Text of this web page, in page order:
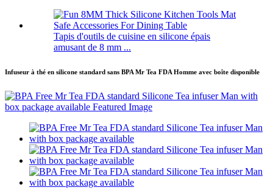
Tapis d'outils de cuisine en silicone épais
amusant de 8 mm ...
Infuseur à thé en silicone standard sans BPA Mr Tea FDA Homme avec boîte disponible